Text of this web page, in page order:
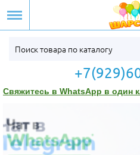
Свяжитесь в WhatsApp в один